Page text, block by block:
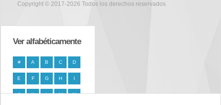
Copyright © 2017-2026 Todos los derechos reservados
Ver alfabéticamente
# A B C D
E F G H I
J K L M N